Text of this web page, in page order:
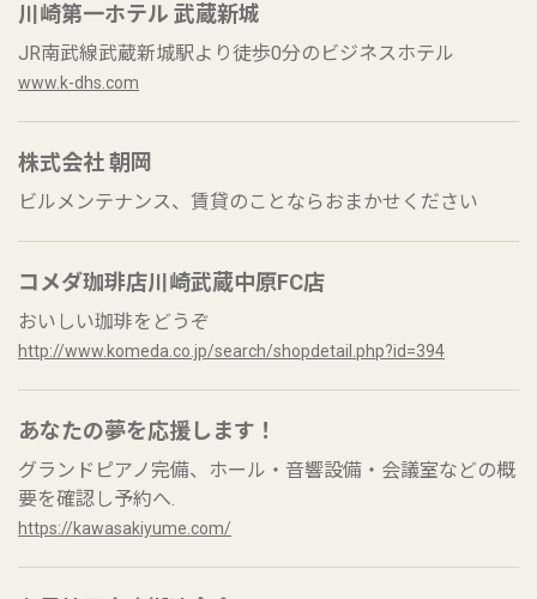
川崎第一ホテル 武蔵新城
JR南武線武蔵新城駅より徒歩0分のビジネスホテル
www.k-dhs.com
株式会社 朝岡
ビルメンテナンス、賃貸のことならおまかせください
コメダ珈琲店川崎武蔵中原FC店
おいしい珈琲をどうぞ
http://www.komeda.co.jp/search/shopdetail.php?id=394
あなたの夢を応援します！
グランドピアノ完備、ホール・音響設備・会議室などの概
要を確認し予約へ.
https://kawasakiyume.com/